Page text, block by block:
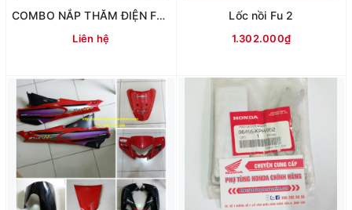
COMBO NẮP THĂM ĐIỆN FUTURE NEO
Liên hệ
Lốc nồi Fu 2
1.302.000₫